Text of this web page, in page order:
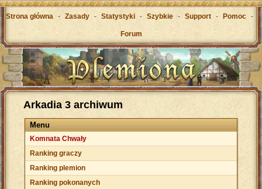
Strona główna - Zasady - Statystyki - Szybkie - Support - Pomoc -
Forum
Arkadia 3 archiwum
Menu
Komnata Chwały
Ranking graczy
Ranking plemion
Ranking pokonanych